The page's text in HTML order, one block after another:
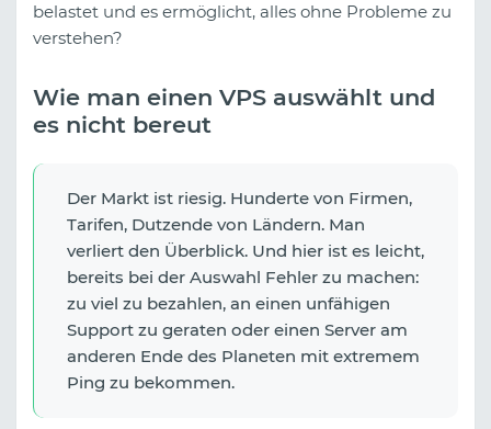
belastet und es ermöglicht, alles ohne Probleme zu
verstehen?
Wie man einen VPS auswählt und
es nicht bereut
Der Markt ist riesig. Hunderte von Firmen,
Tarifen, Dutzende von Ländern. Man
verliert den Überblick. Und hier ist es leicht,
bereits bei der Auswahl Fehler zu machen:
zu viel zu bezahlen, an einen unfähigen
Support zu geraten oder einen Server am
anderen Ende des Planeten mit extremem
Ping zu bekommen.